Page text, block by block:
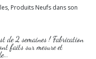
Produits Neufs dans son
de 2 semaines ! Fabrication
faits sur mesure et